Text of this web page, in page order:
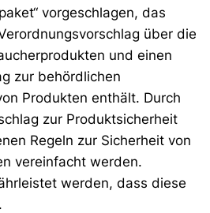
vorgeschlagen, das
über die
und einen
zur behördlichen
Produkten enthält. Durch
zur Produktsicherheit
Regeln zur Sicherheit von
vereinfacht werden.
werden, dass diese